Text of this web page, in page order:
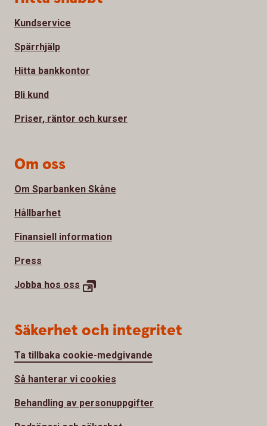
Kundservice
Spärrhjälp
Hitta bankkontor
Bli kund
Priser, räntor och kurser
Om oss
Om Sparbanken Skåne
Hållbarhet
Finansiell information
Press
Jobba hos oss
Säkerhet och integritet
Ta tillbaka cookie-medgivande
Så hanterar vi cookies
Behandling av personuppgifter